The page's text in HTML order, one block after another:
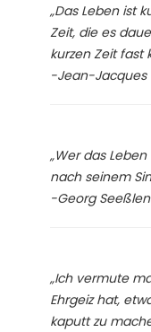
„Das Leben ist
Zeit, die es
kurzen Zeit fast
-Jean-Jacques
„Wer das
nach seinem
-Georg Seeßlen
„Ich vermute
Ehrgeiz hat,
kaputt zu